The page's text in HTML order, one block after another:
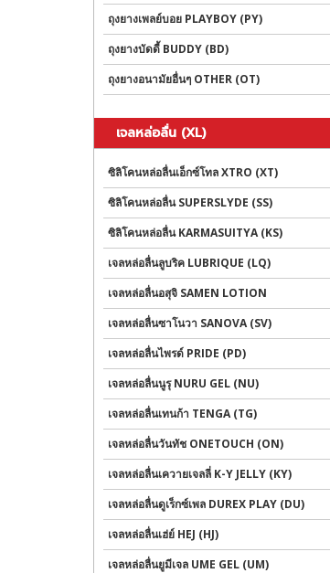
ถุงยางเพลย์บอย PLAYBOY (PY)
ถุงยางบัดดี้ BUDDY (BD)
ถุงยางอนามัยอื่นๆ OTHER (OT)
เจลหล่อลื่น (XL)
ซิลิโคนหล่อลื่นเอ็กซ์โทล XTRO (XT)
ซิลิโคนหล่อลื่น SUPERSLYDE (SS)
ซิลิโคนหล่อลื่น KARMASUITYA (KS)
เจลหล่อลื่นลูบริค LUBRIQUE (LQ)
เจลหล่อลื่นอสุจิ SAMEN LOTION
เจลหล่อลื่นซาโนวา SANOVA (SV)
เจลหล่อลื่นไพรด์ PRIDE (PD)
เจลหล่อลื่นนูรุ NURU GEL (NU)
เจลหล่อลื่นเทนก้า TENGA (TG)
เจลหล่อลื่นวันทัช ONETOUCH (ON)
เจลหล่อลื่นเควายเจลลี่ K-Y JELLY (KY)
เจลหล่อลื่นดูเร็กซ์เพล DUREX PLAY (DU)
เจลหล่อลื่นเฮ่ย์ HEJ (HJ)
เจลหล่อลื่นยูมีเจล UME GEL (UM)